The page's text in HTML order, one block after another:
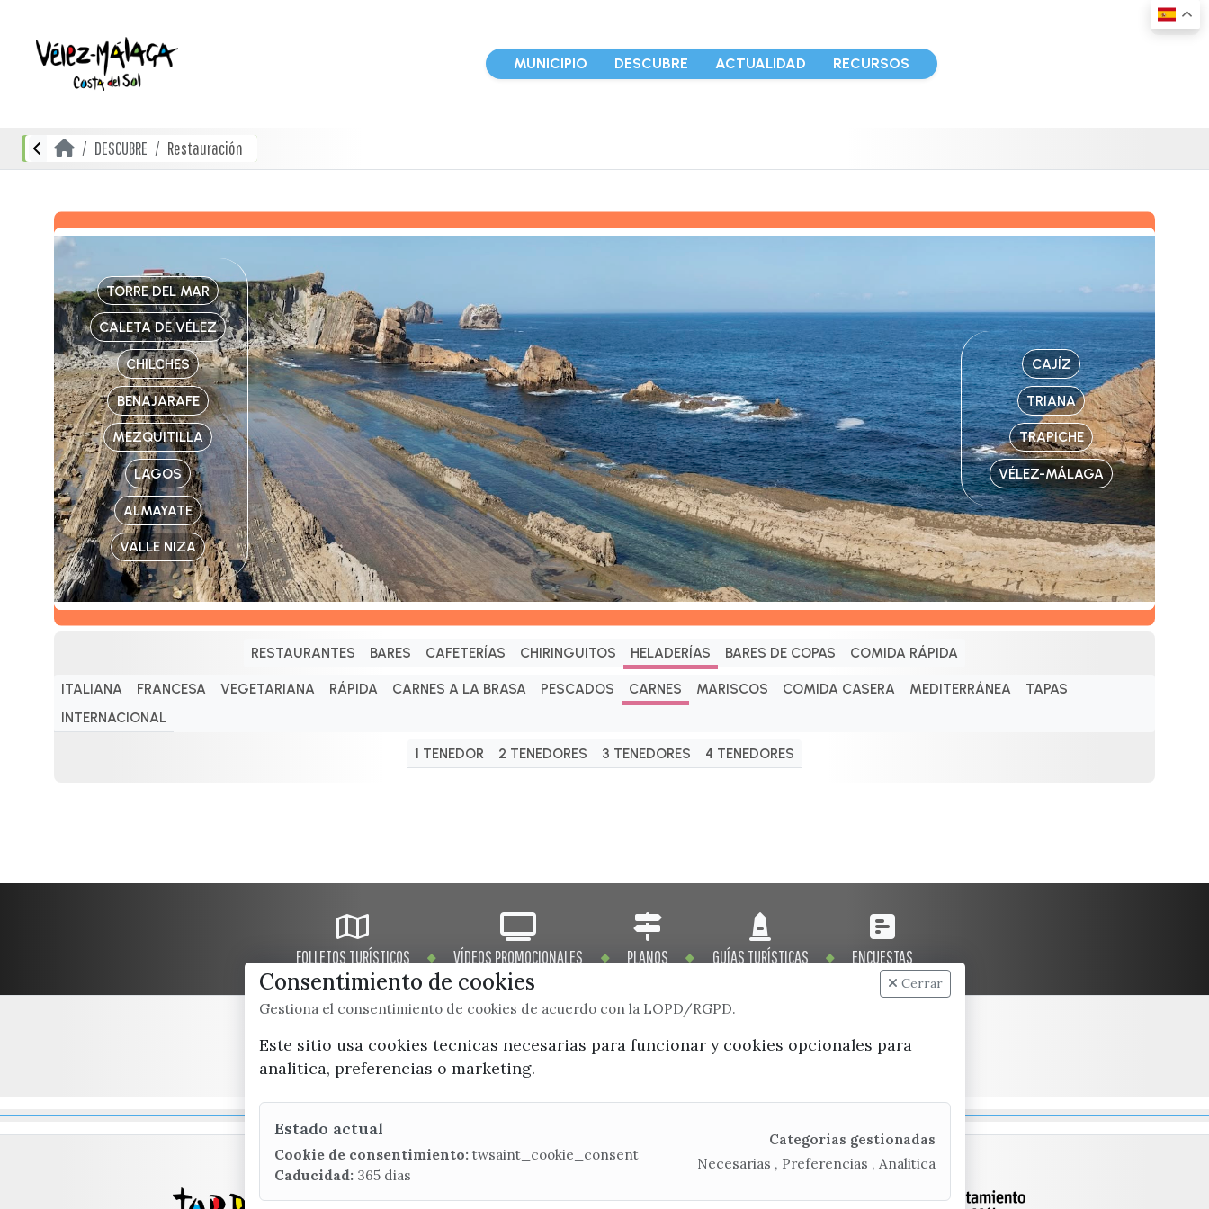
MUNICIPIO DESCUBRE ACTUALIDAD RECURSOS
DESCUBRE Restauración
TORRE DEL MAR
CALETA DE VÉLEZ
CHILCHES
BENAJARAFE
MEZQUITILLA
LAGOS
ALMAYATE
VALLE NIZA
CAJÍZ
TRIANA
TRAPICHE
VÉLEZ-MÁLAGA
RESTAURANTES BARES CAFETERÍAS CHIRINGUITOS HELADERÍAS BARES DE COPAS COMIDA RÁPIDA
ITALIANA FRANCESA VEGETARIANA RÁPIDA CARNES A LA BRASA PESCADOS CARNES MARISCOS COMIDA CASERA MEDITERRÁNEA
TAPAS
INTERNACIONAL
1 TENEDOR 2 TENEDORES 3 TENEDORES 4 TENEDORES
FOLLETOS TURÍSTICOS VÍDEOS PROMOCIONALES PLANOS GUÍAS TURÍSTICAS ENCUESTAS
x / twitter
Consentimiento de cookies
Gestiona el consentimiento de cookies de acuerdo con la LOPD/RGPD.
Cerrar
Este sitio usa cookies tecnicas necesarias para funcionar y cookies opcionales para
analitica, preferencias o marketing.
Estado actual
Cookie de consentimiento: twsaint_cookie_consent
Caducidad: 365 dias
Categorias gestionadas
Necesarias , Preferencias , Analitica